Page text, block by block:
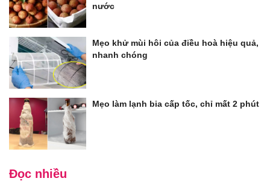
nước
Mẹo khử mùi hôi của điều hoà hiệu quả,
nhanh chóng
Mẹo làm lạnh bia cấp tốc, chỉ mất 2 phút
Đọc nhiều